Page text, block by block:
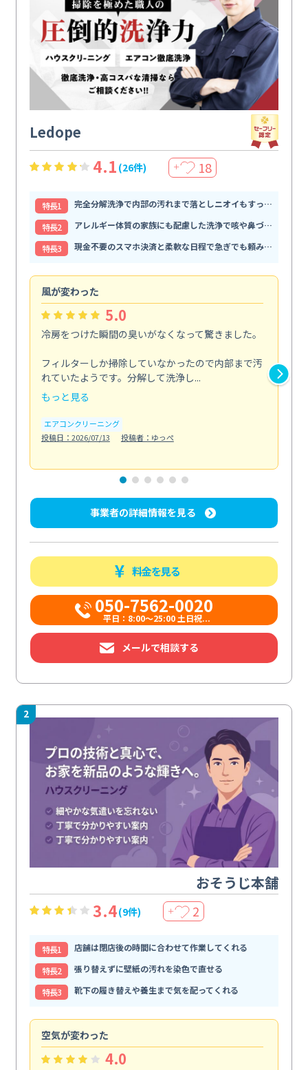
Ledope
4.1 (26件) ＋ 18
特⻑1
完全分解洗浄で内部の汚れまで落としニオイもすっきり解消
特⻑2
アレルギー体質の家族にも配慮した洗浄で咳や鼻づまりが和らぐ
特⻑3
現金不要のスマホ決済と柔軟な日程で急ぎでも頼みやすい
風が変わった
5.0
冷房をつけた瞬間の臭いがなくなって驚きました。
フィルターしか掃除していなかったので内部まで汚
れていたようです。分解して洗浄し...
もっと見る
エアコンクリーニング
投稿日：2026/07/13
投稿者：ゆっぺ
事業者の詳細情報を見る
料金を見る
050-7562-0020
平日：8:00〜25:00 土日祝...
メールで相談する
2
おそうじ本舗
3.4(9件) ＋ 2
特⻑1
店舗は閉店後の時間に合わせて作業してくれる
特⻑2
張り替えずに壁紙の汚れを染色で直せる
特⻑3
靴下の履き替えや養生まで気を配ってくれる
空気が変わった
4.0